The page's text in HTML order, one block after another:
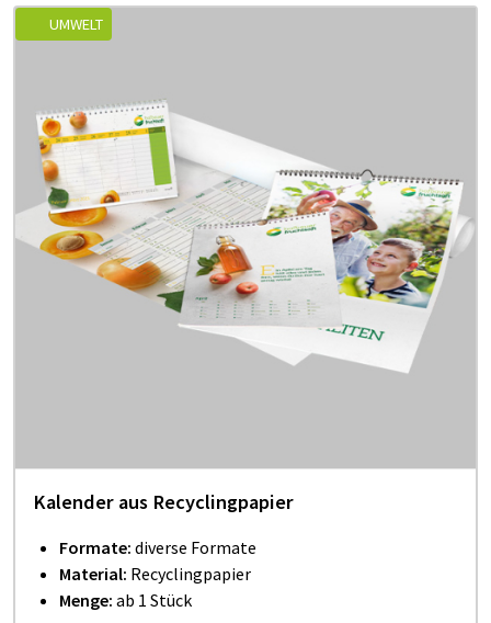
UMWELT
Kalender aus Recyclingpapier
Formate: diverse Formate
Material: Recyclingpapier
Menge: ab 1 Stück